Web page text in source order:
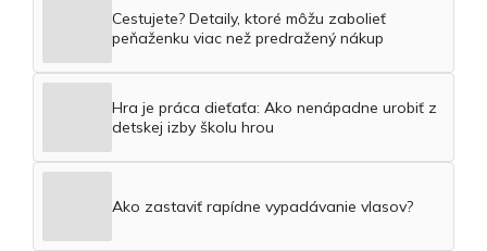
Cestujete? Detaily, ktoré môžu zabolieť
peňaženku viac než predražený nákup
Hra je práca dieťaťa: Ako nenápadne urobiť z
detskej izby školu hrou
Ako zastaviť rapídne vypadávanie vlasov?